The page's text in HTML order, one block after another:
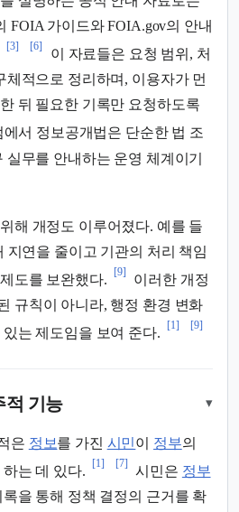
FOIA 가이드와 FOIA.gov의 안내
[3] [6]
이 자료들은 요청 범위, 처
체적으로 정리하며, 이용자가 먼
뒤 필요한 기록만 요청하도록
에서 정보공개법은 단순한 법 조
무를 안내하는 운영 체계이기
해 개정도 이루어졌다. 예를 들
지연을 줄이고 기관의 처리 책임
도를 보완했다.
[9]
이러한 개정
규칙이 아니라, 행정 환경 변화
는 제도임을 보여 준다.
[1] [9]
적 기능 ▾
은 정보를 가진 시민이 정부의
는 데 있다.
[1] [7]
시민은 정부
을 통해 정책 결정의 근거를 확